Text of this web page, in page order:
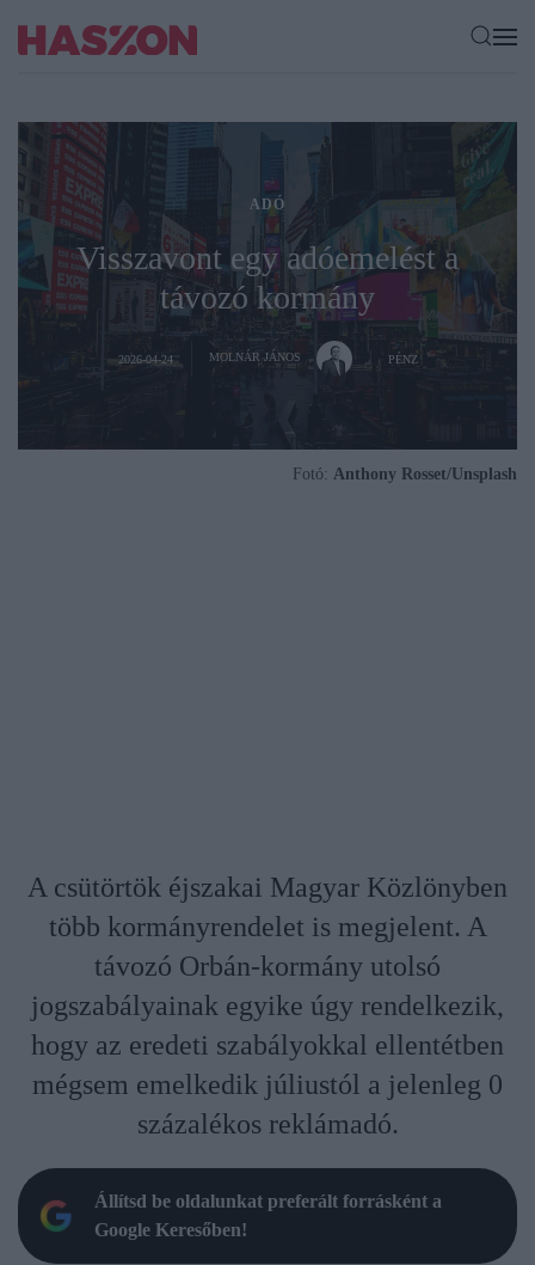
ADÓ
Visszavont egy adóemelést a
távozó kormány
2026-04-24 MOLNÁR JÁNOS PÉNZ
Fotó: Anthony Rosset/Unsplash
A csütörtök éjszakai Magyar Közlönyben
több kormányrendelet is megjelent. A
távozó Orbán-kormány utolsó
jogszabályainak egyike úgy rendelkezik,
hogy az eredeti szabályokkal ellentétben
mégsem emelkedik júliustól a jelenleg 0
százalékos reklámadó.
Állítsd be oldalunkat preferált forrásként a
Google Keresőben!